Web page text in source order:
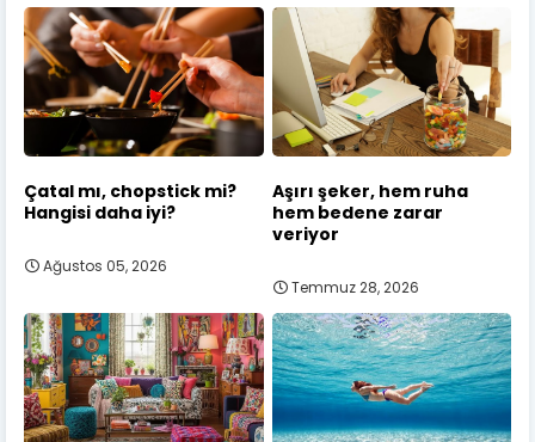
Çatal mı, chopstick mi?
Hangisi daha iyi?
Ağustos 05, 2026
Aşırı şeker, hem ruha
hem bedene zarar
veriyor
Temmuz 28, 2026